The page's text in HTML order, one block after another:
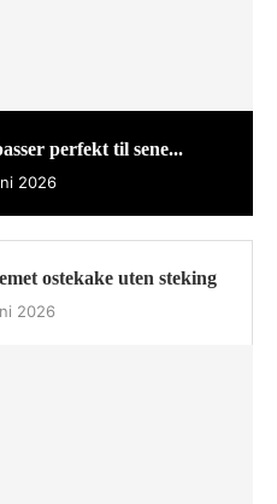
perfekt til sene...
2026
ostekake uten steking
2026